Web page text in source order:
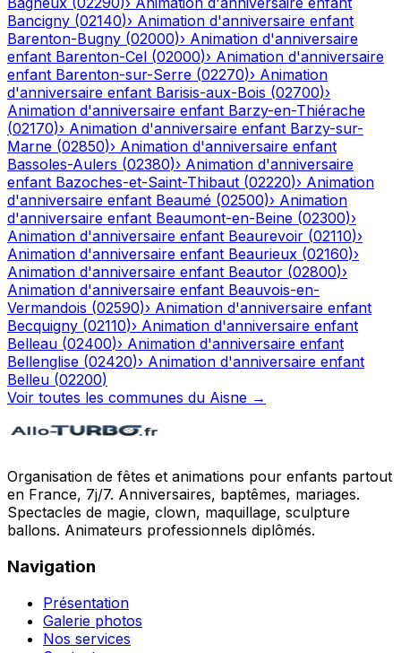
Bancigny (02140)› Animation d'anniversaire enfant
Barenton-Bugny (02000)› Animation d'anniversaire
enfant Barenton-Cel (02000)› Animation d'anniversaire
enfant Barenton-sur-Serre (02270)› Animation
d'anniversaire enfant Barisis-aux-Bois (02700)›
Animation d'anniversaire enfant Barzy-en-Thiérache
(02170)› Animation d'anniversaire enfant Barzy-sur-
Marne (02850)› Animation d'anniversaire enfant
Bassoles-Aulers (02380)› Animation d'anniversaire
enfant Bazoches-et-Saint-Thibaut (02220)› Animation
d'anniversaire enfant Beaumé (02500)› Animation
d'anniversaire enfant Beaumont-en-Beine (02300)›
Animation d'anniversaire enfant Beaurevoir (02110)›
Animation d'anniversaire enfant Beaurieux (02160)›
Animation d'anniversaire enfant Beautor (02800)›
Animation d'anniversaire enfant Beauvois-en-
Vermandois (02590)› Animation d'anniversaire enfant
Becquigny (02110)› Animation d'anniversaire enfant
Belleau (02400)› Animation d'anniversaire enfant
Bellenglise (02420)› Animation d'anniversaire enfant
Belleu (02200)
Voir toutes les communes du Aisne →
Organisation de fêtes et animations pour enfants partout
en France, 7j/7. Anniversaires, baptêmes, mariages.
Spectacles de magie, clown, maquillage, sculpture
ballons. Animateurs professionnels diplômés.
Navigation
Présentation
Galerie photos
Nos services